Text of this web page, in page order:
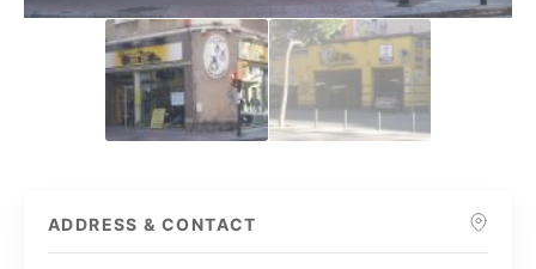
ADDRESS & CONTACT